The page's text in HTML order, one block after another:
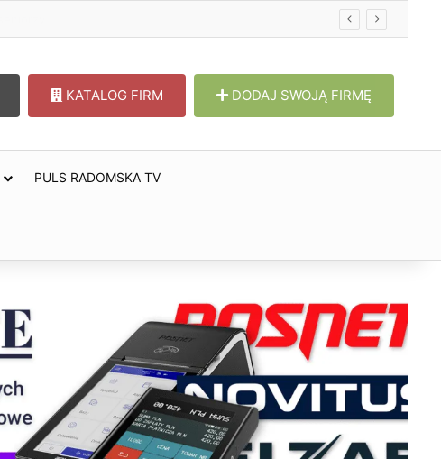
KATALOG FIRM DODAJ SWOJĄ FIRMĘ
PULS RADOMSKA TV